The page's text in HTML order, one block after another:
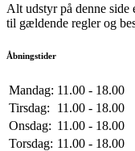
Alt udstyr på denne
til gældende regler og
Åbningstider
Mandag: 11.00 - 18.00
Tirsdag:
11.00 - 18.00
Onsdag: 11.00 - 18.00
Torsdag: 11.00 - 18.00